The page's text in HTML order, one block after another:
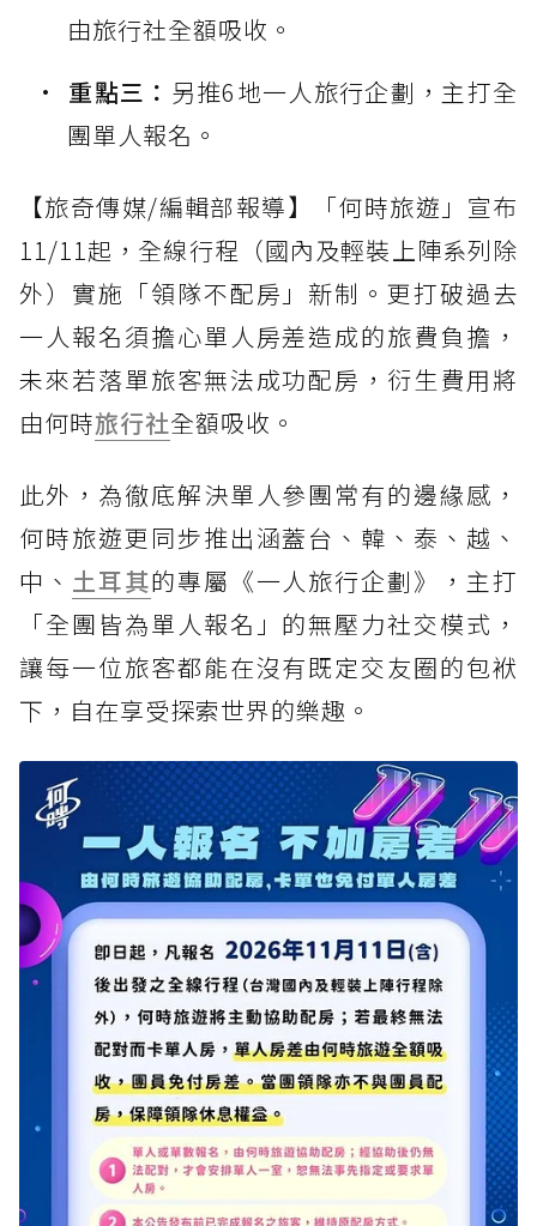
由旅行社全額吸收。
重點三： 另推6地一人旅行企劃，主打全
團單人報名。
【旅奇傳媒/編輯部報導】「何時旅遊」宣布
11/11起，全線行程（國內及輕裝上陣系列除
外）實施「領隊不配房」新制。更打破過去
一人報名須擔心單人房差造成的旅費負擔，
未來若落單旅客無法成功配房，衍生費用將
由何時旅行社全額吸收。
此外，為徹底解決單人參團常有的邊緣感，
何時旅遊更同步推出涵蓋台、韓、泰、越、
中、 土耳其的專屬《一人旅行企劃》，主打
「全團皆為單人報名」的無壓力社交模式，
讓每一位旅客都能在沒有既定交友圈的包袱
下，自在享受探索世界的樂趣。